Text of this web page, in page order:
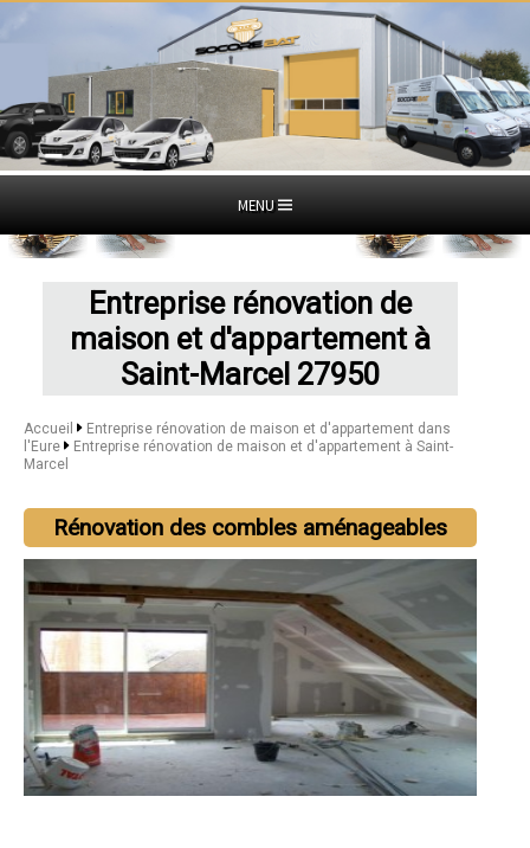
MENU
Entreprise rénovation de
maison et d'appartement à
Saint-Marcel 27950
Accueil
Entreprise rénovation de maison et d'appartement dans
l'Eure
Entreprise rénovation de maison et d'appartement à Saint-
Marcel
Rénovation des combles aménageables